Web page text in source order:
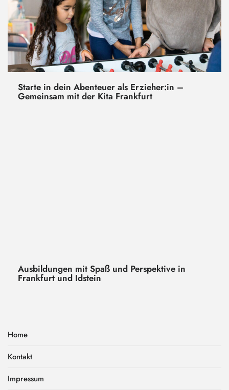
Starte in dein Abenteuer als Erzieher:in –
Gemeinsam mit der Kita Frankfurt
Ausbildungen mit Spaß und Perspektive in
Frankfurt und Idstein
Home
Kontakt
Impressum